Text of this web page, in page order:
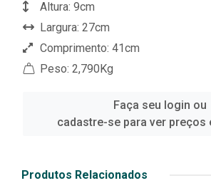
Altura: 9cm
Largura: 27cm
Comprimento: 41cm
Peso: 2,790Kg
Faça seu login ou
cadastre-se para ver preços
Produtos Relacionados